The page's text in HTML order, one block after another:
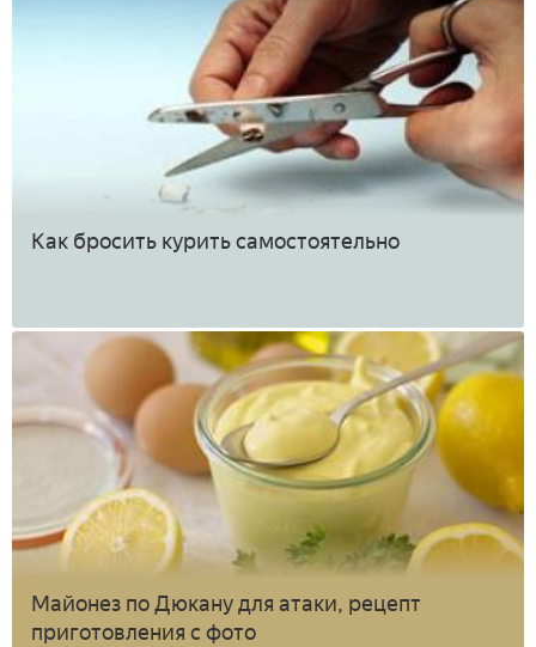
Как бросить курить самостоятельно
Майонез по Дюкану для атаки, рецепт
приготовления с фото